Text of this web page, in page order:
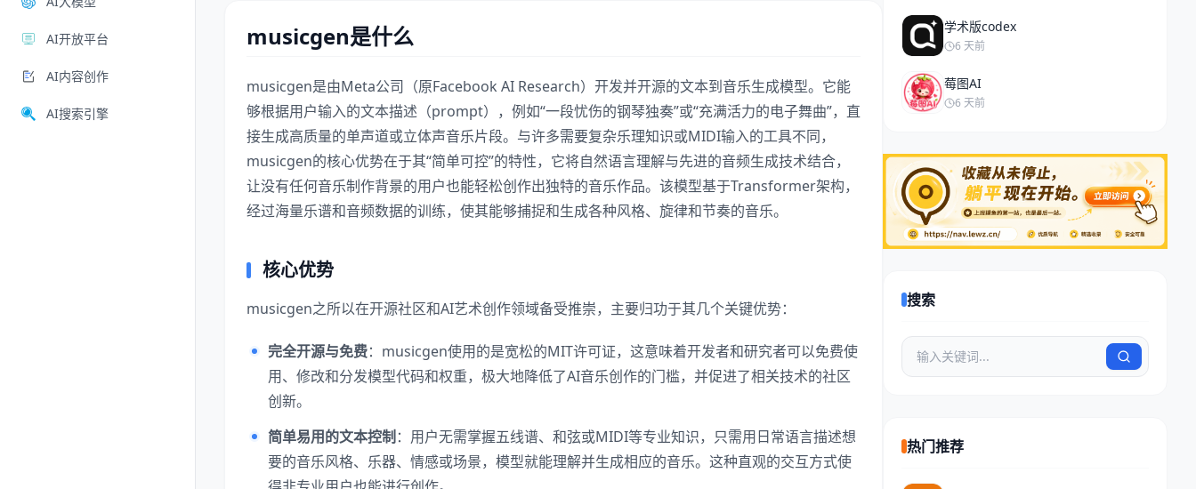
AI开放平台
AI内容创作
AI搜索引擎
musicgen是什么
musicgen是由Meta公司（原Facebook AI Research）开发并开源的文本到音乐生成模型。它能
够根据用户输入的文本描述（prompt），例如“一段忧伤的钢琴独奏”或“充满活力的电子舞曲”，直
接生成高质量的单声道或立体声音乐片段。与许多需要复杂乐理知识或MIDI输入的工具不同，
musicgen的核心优势在于其“简单可控”的特性，它将自然语言理解与先进的音频生成技术结合，
让没有任何音乐制作背景的用户也能轻松创作出独特的音乐作品。该模型基于Transformer架构，
经过海量乐谱和音频数据的训练，使其能够捕捉和生成各种风格、旋律和节奏的音乐。
核心优势
musicgen之所以在开源社区和AI艺术创作领域备受推崇，主要归功于其几个关键优势：
完全开源与免费：musicgen使用的是宽松的MIT许可证，这意味着开发者和研究者可以免费使
用、修改和分发模型代码和权重，极大地降低了AI音乐创作的门槛，并促进了相关技术的社区
创新。
简单易用的文本控制 ：用户无需掌握五线谱、和弦或MIDI等专业知识，只需用日常语言描述想
要的音乐风格、乐器、情感或场景，模型就能理解并生成相应的音乐。这种直观的交互方式使
学术版codex
6 天前
莓图AI
6 天前
搜索
热门推荐